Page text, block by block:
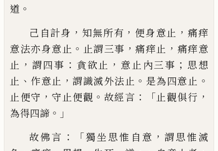
道 。
己自計身 ， 知無所有 ， 便身意止 ， 痛痒
意法亦身意止 。 止謂三事 ，痛痒止 ， 痛痒意
止 ， 謂四事 ： 貪欲止 ， 意 止 內三事 ； 思想
止 、 作意止 ，謂識滅外法止 。 是為四意止 。
止便守 ， 守止便觀 。 故經言 ：「止觀俱行 ，
為得四諦 。」
故佛言 ：「獨坐思惟自意 ，謂思惟滅